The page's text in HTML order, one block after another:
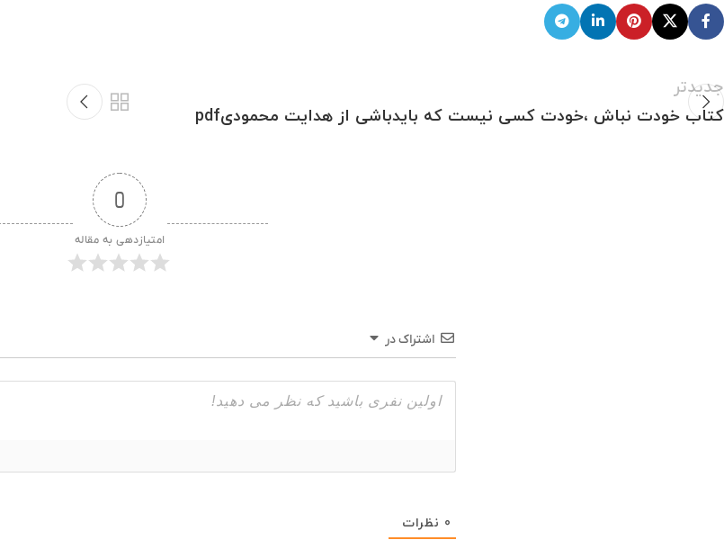
جدیدتر
کتاب خودت نباش ،خودت کسی نیست که بایدباشی از هدایت محمودیpdf
0
امتیازدهی به مقاله
اشتراک در
0 نظرات